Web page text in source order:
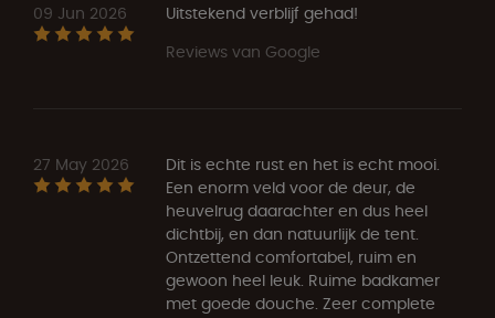
09 Jun 2026
Uitstekend verblijf gehad!
Reviews van Google
27 May 2026
Dit is echte rust en het is echt mooi.
Een enorm veld voor de deur, de
heuvelrug daarachter en dus heel
dichtbij, en dan natuurlijk de tent.
Ontzettend comfortabel, ruim en
gewoon heel leuk. Ruime badkamer
met goede douche. Zeer complete